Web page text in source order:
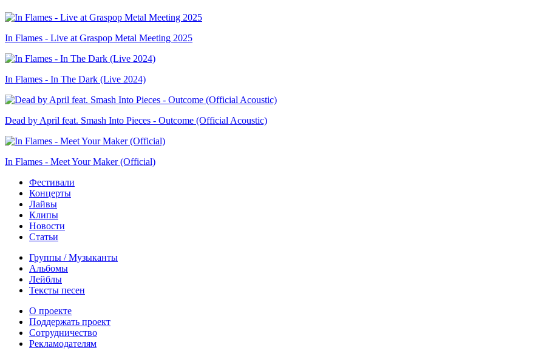
In Flames - Live at Graspop Metal Meeting 2025
In Flames - In The Dark (Live 2024)
Dead by April feat. Smash Into Pieces - Outcome (Official Acoustic)
In Flames - Meet Your Maker (Official)
Фестивали
Концерты
Лайвы
Клипы
Новости
Статьи
Группы / Музыканты
Альбомы
Лейблы
Тексты песен
О проекте
Поддержать проект
Сотрудничество
Рекламодателям